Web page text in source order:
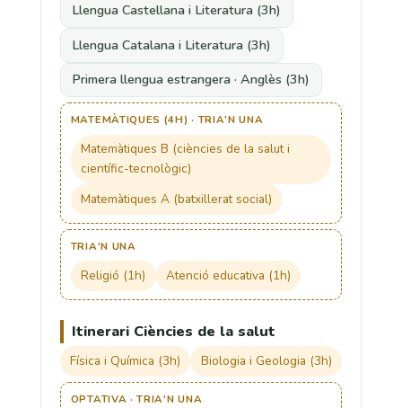
Llengua Castellana i Literatura (3h)
Llengua Catalana i Literatura (3h)
Primera llengua estrangera · Anglès (3h)
MATEMÀTIQUES (4H) · TRIA'N UNA
Matemàtiques B (ciències de la salut i
científic-tecnològic)
Matemàtiques A (batxillerat social)
TRIA'N UNA
Religió (1h) Atenció educativa (1h)
Itinerari Ciències de la salut
Física i Química (3h) Biologia i Geologia (3h)
OPTATIVA · TRIA'N UNA